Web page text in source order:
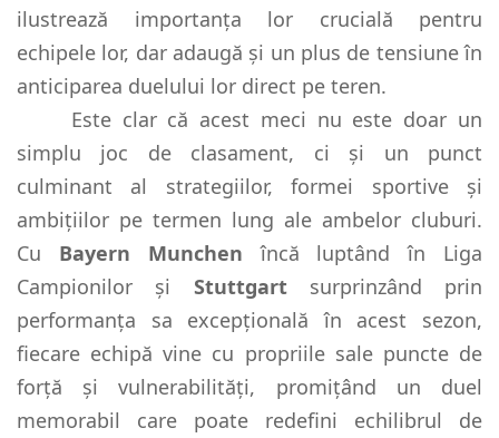
ilustrează importanța lor crucială pentru
echipele lor, dar adaugă și un plus de tensiune în
anticiparea duelului lor direct pe teren.
Este clar că acest meci nu este doar un
simplu joc de clasament, ci și un punct
culminant al strategiilor, formei sportive și
ambițiilor pe termen lung ale ambelor cluburi.
Cu Bayern Munchen încă luptând în Liga
Campionilor și Stuttgartsurprinzând prin
performanța sa excepțională în acest sezon,
fiecare echipă vine cu propriile sale puncte de
forță și vulnerabilități, promițând un duel
memorabil care poate redefini echilibrul de